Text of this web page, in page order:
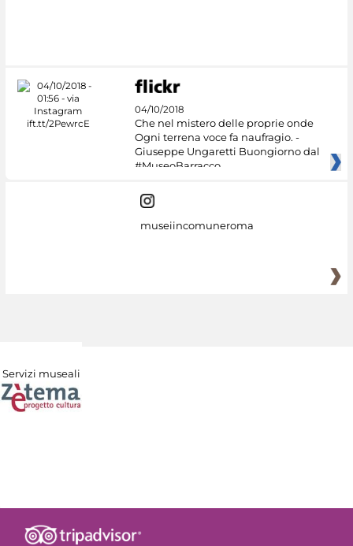
04/10/2018
Che nel mistero delle proprie onde
Ogni terrena voce fa naufragio. -
Giuseppe Ungaretti Buongiorno dal
#MuseoBarracco
museiincomuneroma
Servizi museali